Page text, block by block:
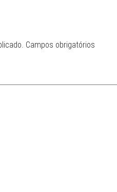
Campos obrigatórios